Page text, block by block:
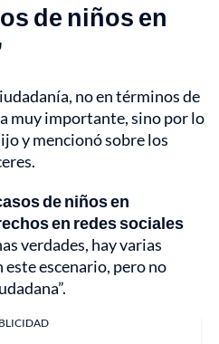
de niños en
no en términos de
muy importante, sino por lo
y mencionó sobre los
de niños en
en redes sociales
verdades, hay varias
este escenario, pero no